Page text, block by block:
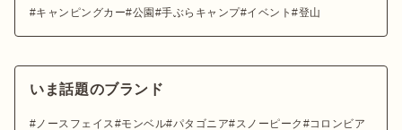
キャンピングカー 公園 手ぶらキャンプ イベント 登山
いま話題のブランド
ノースフェイス モンベル パタゴニア スノーピーク
コロンビア